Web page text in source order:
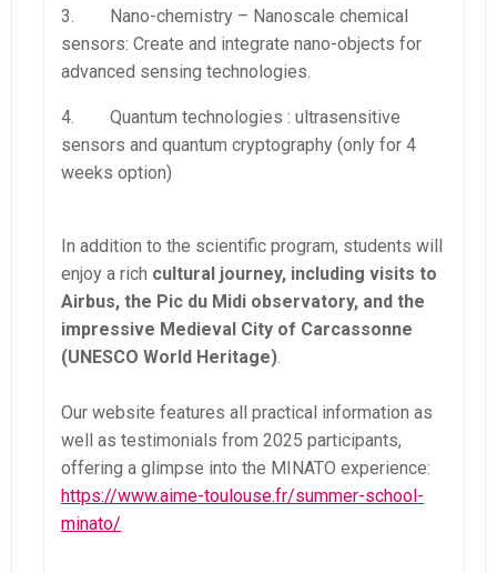
3. Nano-chemistry – Nanoscale chemical
sensors: Create and integrate nano-objects for
advanced sensing technologies.
4. Quantum technologies : ultrasensitive
sensors and quantum cryptography (only for 4
weeks option)
In addition to the scientific program, students will
enjoy a rich cultural journey, including visits to
Airbus, the Pic du Midi observatory, and the
impressive Medieval City of Carcassonne
(UNESCO World Heritage).
Our website features all practical information as
well as testimonials from 2025 participants,
offering a glimpse into the MINATO experience:
https://www.aime-toulouse.fr/summer-school-
minato/